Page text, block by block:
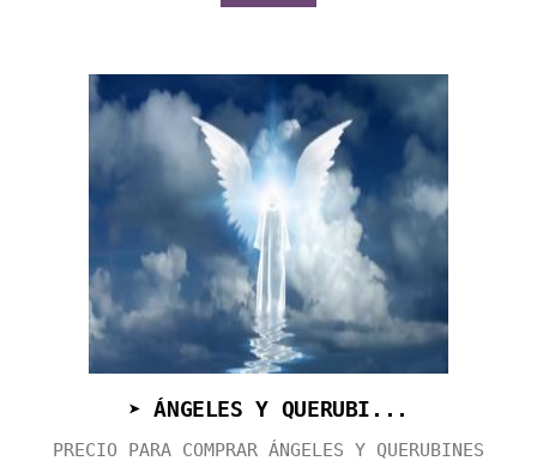
➤ ÁNGELES Y QUERUBI...
PRECIO PARA COMPRAR ÁNGELES Y QUERUBINES